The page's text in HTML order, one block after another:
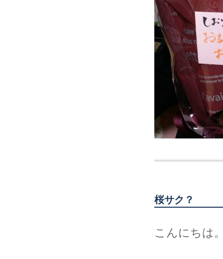
桜サク？
こんにちは